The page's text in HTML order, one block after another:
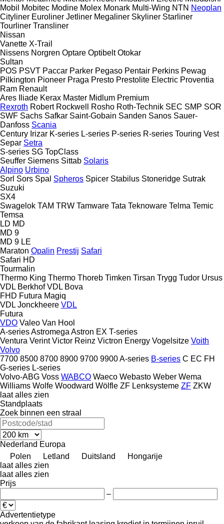
Mobil
Mobitec Modine Molex Monark Multi-Wing NTN Neoplan
Cityliner Euroliner Jetliner Megaliner Skyliner Starliner
Tourliner Transliner
Nissan
Vanette X-Trail
Nissens Norgren Optare Optibelt Otokar
Sultan
POS PSVT Paccar Parker Pegaso Pentair Perkins Pewag
Pilkington Pioneer Praga Presto Prestolite Electric Proventia
Ram Renault
Ares
Iliade Kerax Master Midlum Premium
Rexroth Robert Rockwell Rosho Roth-Technik SEC SMP SOR
SWF Sachs Safkar Saint-Gobain Sanden Sanos Sauer-
Danfoss Scania
Century Irizar K-series L-series P-series R-series Touring Vest
Separ Setra
S-series SG TopClass
Seuffer Siemens Sittab Solaris
Alpino Urbino
Sorl Sors Spal Spheros Spicer Stabilus Stoneridge Sutrak
Suzuki
SX4
Swagelok TAM TRW Tamware Tata Teknoware Telma Temic
Temsa
LD MD
MD 9
MD 9 LE
Maraton Opalin Prestij Safari
Safari HD
Tourmalin
Thermo King Thermo Thoreb Timken Tirsan Trygg Tudor Ursus
VDL Berkhof VDL Bova
FHD Futura Magiq
VDL Jonckheere VDL
Futura
VDO Valeo Van Hool
A-seriesAstromega Astron EX T-series
Ventura Verint Victor Reinz Victron Energy Vogelsitze Voith
Volvo
7700 8500 8700 8900 9700 9900A-series B-series C EC FH
G-series L-series
Volvo-ABG Voss WABCO Waeco Webasto Weber Wema
Williams Wolfe Woodward Wölfle ZF Lenksysteme ZF ZKW
laat alles zien
Standplaats
Zoek binnen een straal
Nederland Europa
Polen
Letland Duitsland
Hongarije
laat alles zien
laat alles zien
Prijs
–
Advertentietype